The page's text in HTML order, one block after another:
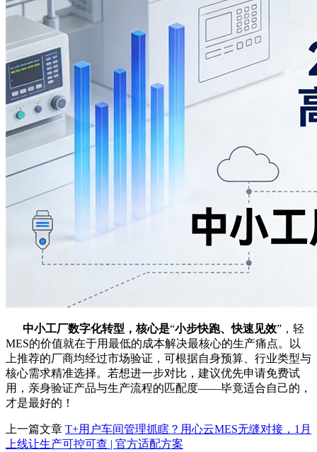
中小工厂数字化转型，核心是“小步快跑、快速见效”，轻
MES的价值就在于用最低的成本解决最核心的生产痛点。以
上推荐的厂商均经过市场验证，可根据自身预算、行业类型与
核心需求精准选择。若想进一步对比，建议优先申请免费试
用，亲身验证产品与生产流程的匹配度——毕竟适合自己的，
才是最好的！
上一篇文章 T+用户车间管理抓瞎？用心云MES无缝对接，1月
上线让生产可控可查 | 官方适配方案